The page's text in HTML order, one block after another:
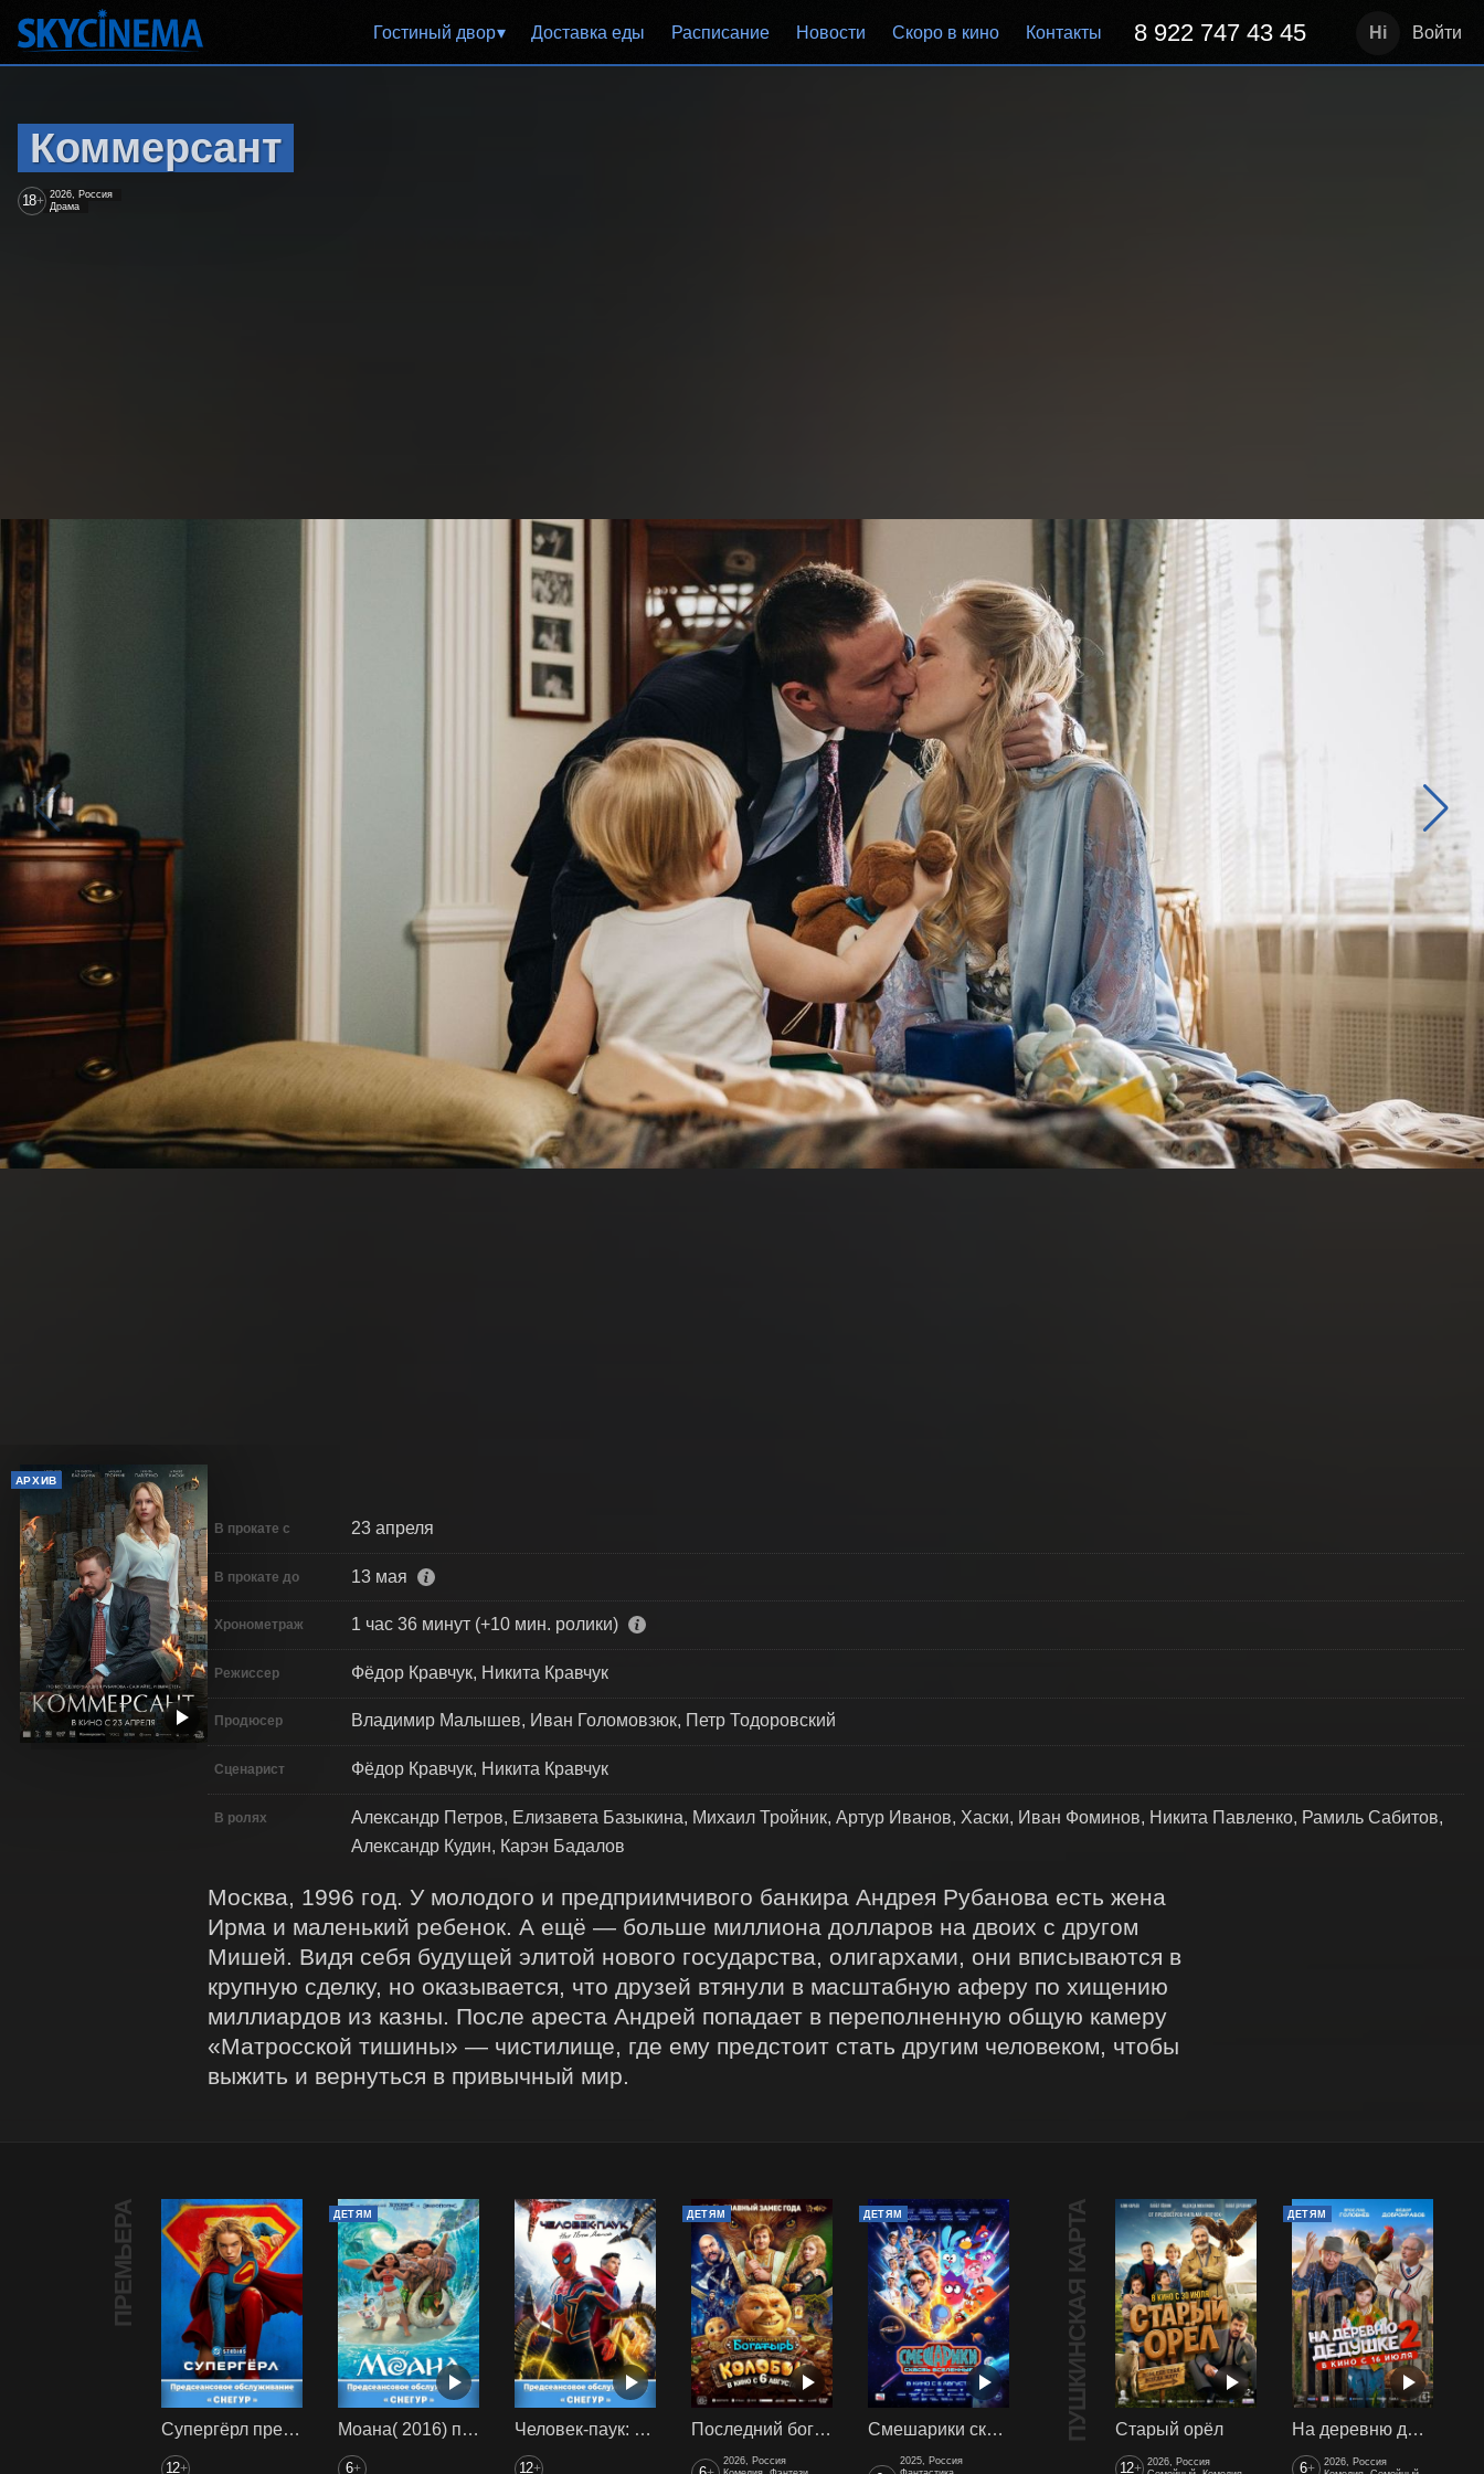
Гостиный двор Доставка еды Расписание Новости Скоро в кино Контакты 8 922 747 43 45 Войти
Коммерсант
18+ 2026, Россия
Драма
АРХИВ
В прокате с 23 апреля
В прокате до 13 мая
Хронометраж 1 час 36 минут (+10 мин. ролики)
Режиссер Фёдор Кравчук, Никита Кравчук
Продюсер Владимир Малышев, Иван Голомовзюк, Петр Тодоровский
Сценарист Фёдор Кравчук, Никита Кравчук
В ролях
Александр Петров, Елизавета Базыкина, Михаил Тройник, Артур Иванов, Хаски, Иван Фоминов, Никита Павленко, Рамиль Сабитов,
Александр Кудин, Карэн Бадалов
Москва, 1996 год. У молодого и предприимчивого банкира Андрея Рубанова есть жена
Ирма и маленький ребенок. А ещё — больше миллиона долларов на двоих с другом
Мишей. Видя себя будущей элитой нового государства, олигархами, они вписываются в
крупную сделку, но оказывается, что друзей втянули в масштабную аферу по хищению
миллиардов из казны. После ареста Андрей попадает в переполненную общую камеру
«Матросской тишины» — чистилище, где ему предстоит стать другим человеком, чтобы
выжить и вернуться в привычный мир.
ПРЕМЬЕРА
Супергёрл предс. обсл. Снегур
12+
ДЕТЯМ
Моана( 2016) предс. обсл. Снегур
6+
Человек-паук: Нет пути домой (2021) предс. обсл. Снегур
12+
ДЕТЯМ
Последний богатырь. Колобок
2026, Россия
ДЕТЯМ
Смешарики сквозь вселенные
2025, Россия
ПУШКИНСКАЯ КАРТА Старый орёл
12+ 2026, Россия
ДЕТЯМ
На деревню дедушке 2
6+
2026, Россия